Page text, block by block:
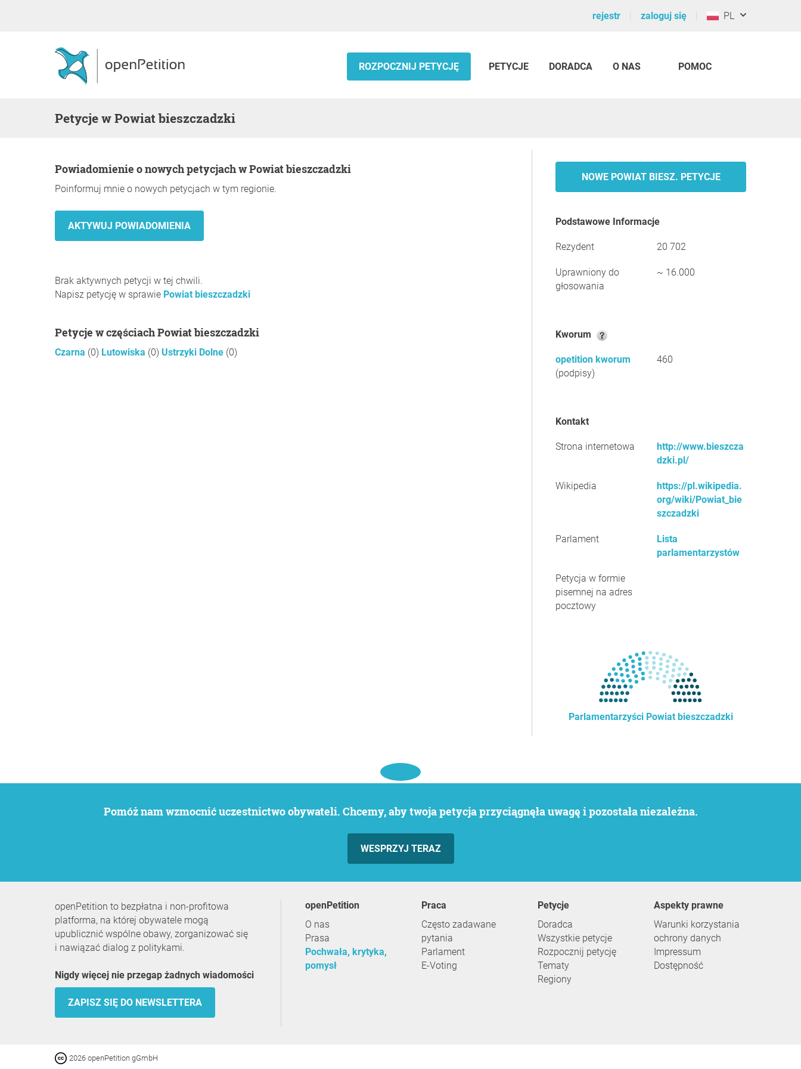
rejestr zaloguj się PL
ROZPOCZNIJ PETYCJĘ PETYCJE DORADCA O NAS POMOC
Petycje w Powiat bieszczadzki
Powiadomienie o nowych petycjach w Powiat bieszczadzki
Poinformuj mnie o nowych petycjach w tym regionie.
Brak aktywnych petycji w tej chwili.
Napisz petycję w sprawie Powiat bieszczadzki
Petycje w częściach Powiat bieszczadzki
Czarna (0) Lutowiska (0) Ustrzyki Dolne (0)
NOWE POWIAT BIESZ. PETYCJE
Podstawowe Informacje
Rezydent 20 702
Uprawniony do
głosowania
~ 16.000
Kworum
opetition kworum
(podpisy)
460
Kontakt
Strona internetowa
http://www.bieszcza
dzki.pl/
Wikipedia
https://pl.wikipedia.
org/wiki/Powiat_bie
szczadzki
Parlament
Lista
parlamentarzystów
Petycja w formie
pisemnej na adres
pocztowy
Parlamentarzyści Powiat bieszczadzki
Pomóż nam wzmocnić uczestnictwo obywateli. Chcemy, aby twoja petycja przyciągnęła uwagę i pozostała niezależna.
WESPRZYJ TERAZ
openPetition to bezpłatna i non-profitowa
platforma, na której obywatele mogą
upublicznić wspólne obawy, zorganizować się
i nawiązać dialog z politykami.
Nigdy więcej nie przegap żadnych wiadomości
ZAPISZ SIĘ DO NEWSLETTERA
openPetition
O nas
Prasa
Pochwała, krytyka,
pomysł
praca
Często zadawane
pytania
Parlament
E-Voting
Petycje
Doradca
Wszystkie petycje
Rozpocznij petycję
Tematy
Regiony
Aspekty prawne
Warunki korzystania
ochrony danych
Impressum
Dostępność
2026 openPetition gGmbH